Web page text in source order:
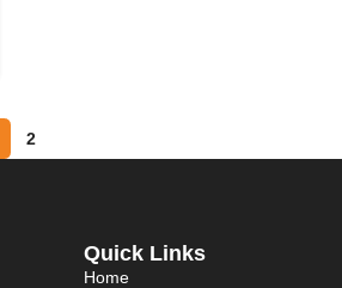
2
Quick Links
Home